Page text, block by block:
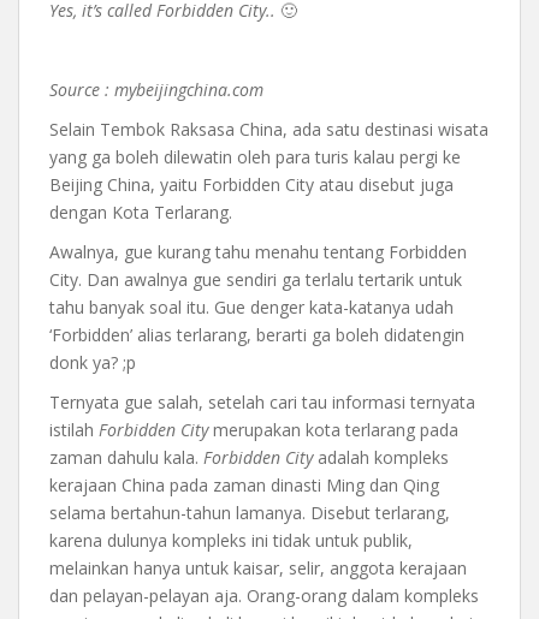
Yes, it’s called Forbidden City.. 🙂
Source : mybeijingchina.com
Selain Tembok Raksasa China, ada satu destinasi wisata
yang ga boleh dilewatin oleh para turis kalau pergi ke
Beijing China, yaitu Forbidden City atau disebut juga
dengan Kota Terlarang.
Awalnya, gue kurang tahu menahu tentang Forbidden
City. Dan awalnya gue sendiri ga terlalu tertarik untuk
tahu banyak soal itu. Gue denger kata-katanya udah
‘Forbidden’ alias terlarang, berarti ga boleh didatengin
donk ya? ;p
Ternyata gue salah, setelah cari tau informasi ternyata
istilah Forbidden Citymerupakan kota terlarang pada
zaman dahulu kala. Forbidden Cityadalah kompleks
kerajaan China pada zaman dinasti Ming dan Qing
selama bertahun-tahun lamanya. Disebut terlarang,
karena dulunya kompleks ini tidak untuk publik,
melainkan hanya untuk kaisar, selir, anggota kerajaan
dan pelayan-pelayan aja. Orang-orang dalam kompleks